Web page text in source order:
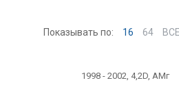
Показывать по: 16 64 ВСЕ